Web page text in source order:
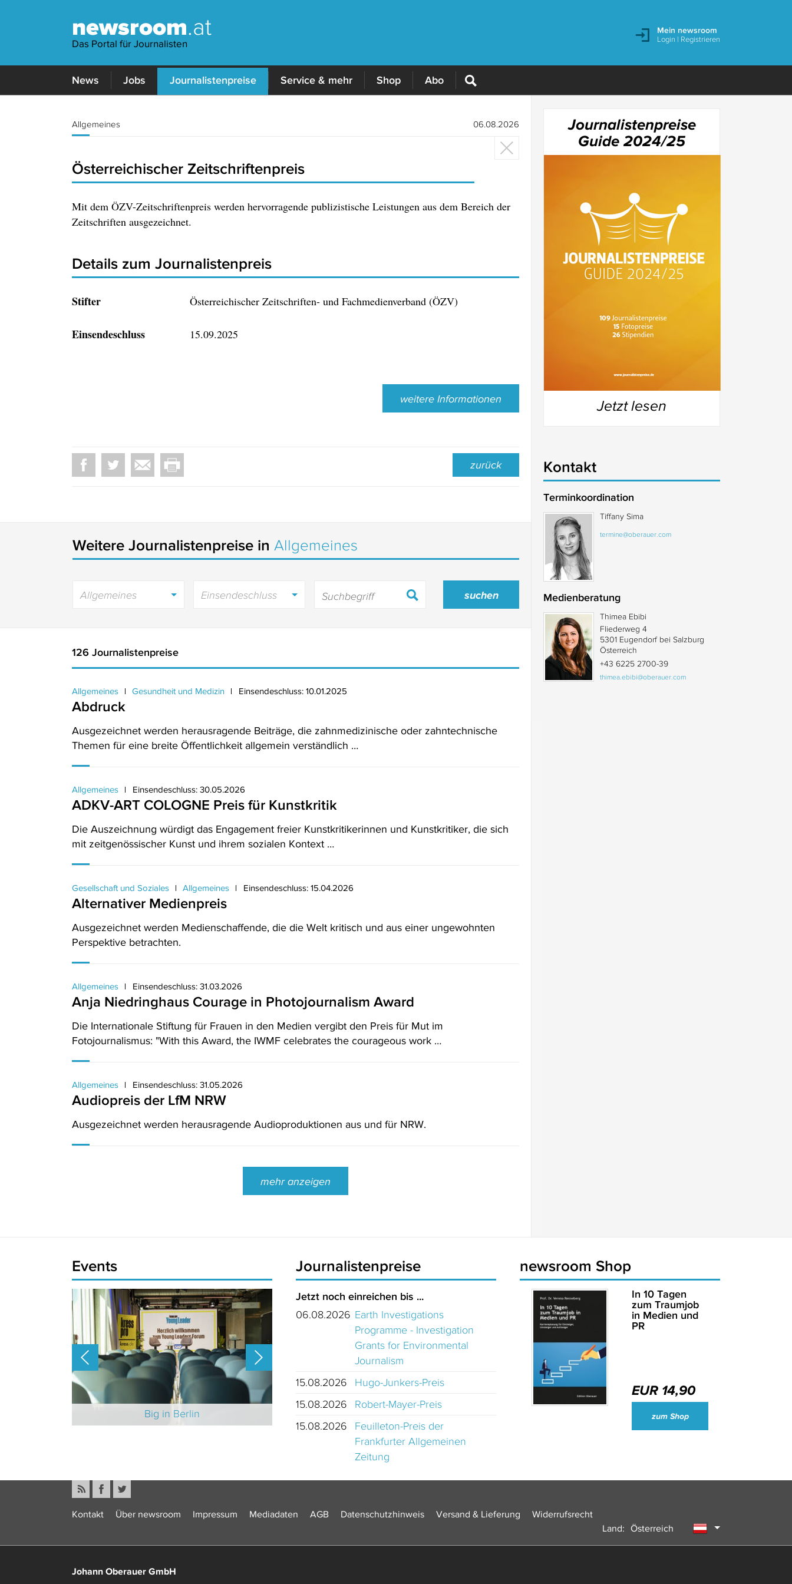
newsroom.at
Das Portal für Journalisten
Mein newsroom
Login | Registrieren
News Jobs Journalistenpreise Service & mehr Shop Abo
Allgemeines 06.08.2026
Österreichischer Zeitschriftenpreis
Mit dem ÖZV-Zeitschriftenpreis werden hervorragende publizistische Leistungen aus dem Bereich der
Zeitschriften ausgezeichnet.
Details zum Journalistenpreis
Stifter Österreichischer Zeitschriften- und Fachmedienverband (ÖZV)
Einsendeschluss 15.09.2025
weitere Informationen
zurück
Weitere Journalistenpreise in Allgemeines
Allgemeines Einsendeschluss
126 Journalistenpreise
Allgemeines Gesundheit und Medizin Einsendeschluss: 10.01.2025
Abdruck
Ausgezeichnet werden herausragende Beiträge, die zahnmedizinische oder zahntechnische
Themen für eine breite Öffentlichkeit allgemein verständlich …
Allgemeines Einsendeschluss: 30.05.2026
ADKV-ART COLOGNE Preis für Kunstkritik
Die Auszeichnung würdigt das Engagement freier Kunstkritikerinnen und Kunstkritiker, die sich
mit zeitgenössischer Kunst und ihrem sozialen Kontext …
Gesellschaft und Soziales Allgemeines Einsendeschluss: 15.04.2026
Alternativer Medienpreis
Ausgezeichnet werden Medienschaffende, die die Welt kritisch und aus einer ungewohnten
Perspektive betrachten.
Allgemeines Einsendeschluss: 31.03.2026
Anja Niedringhaus Courage in Photojournalism Award
Die Internationale Stiftung für Frauen in den Medien vergibt den Preis für Mut im
Fotojournalismus: "With this Award, the IWMF celebrates the courageous work …
Allgemeines Einsendeschluss: 31.05.2026
Audiopreis der LfM NRW
Ausgezeichnet werden herausragende Audioproduktionen aus und für NRW.
mehr anzeigen
Journalistenpreise
Guide 2024/25
Jetzt lesen
Kontakt
Terminkoordination
Tiffany Sima
termine@oberauer.com
Medienberatung
Thimea Ebibi
Fliederweg 4
5301 Eugendorf bei Salzburg
Österreich
+43 6225 2700-39
thimea.ebibi@oberauer.com
Events
Big in Berlin Wirtschaftsjournalisten und Unternehmenssprecher des Jahres 2024
Journalistenpreise
Jetzt noch einreichen bis ...
06.08.2026 Earth Investigations
Programme - Investigation
Grants for Environmental
Journalism
15.08.2026
Hugo-Junkers-Preis
15.08.2026
Robert-Mayer-Preis
15.08.2026
Feuilleton-Preis der
Frankfurter Allgemeinen
Zeitung
newsroom Shop
In 10 Tagen
zum Traumjob
in Medien und
PR
EUR 14,90
zum Shop
Kontakt Über newsroom Impressum Mediadaten AGB Datenschutzhinweis Versand & Lieferung
Widerrufsrecht
Land:
Österreich
Johann Oberauer GmbH